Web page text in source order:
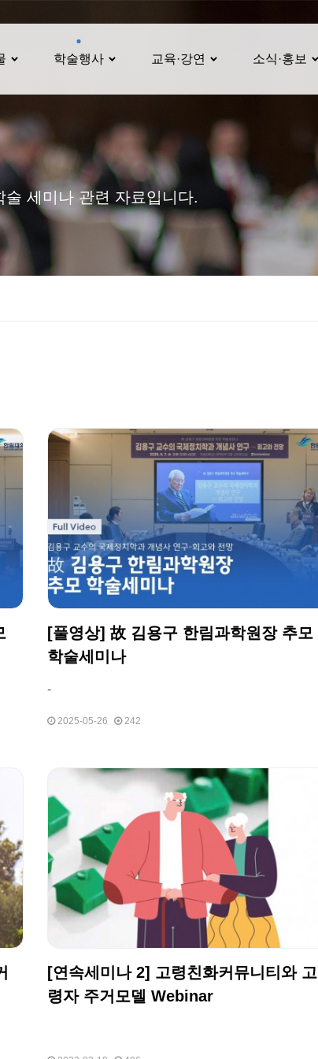
학술행사 교육·강연 소식·홍보
세미나 관련 자료입니다.
[풀영상] 故 김용구 한림과학원장 추모
학술세미나
-
2025-05-26 242
[연속세미나 2] 고령친화커뮤니티와 고
령자 주거모델 Webinar